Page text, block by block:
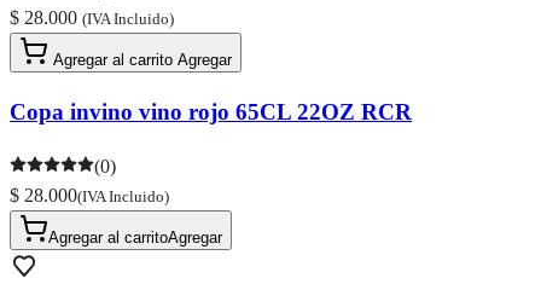
$ 28.000 (IVA Incluido)
Agregar al carrito Agregar
Copa invino vino rojo 65CL 22OZ RCR
(0)
$ 28.000(IVA Incluido)
Agregar al carritoAgregar